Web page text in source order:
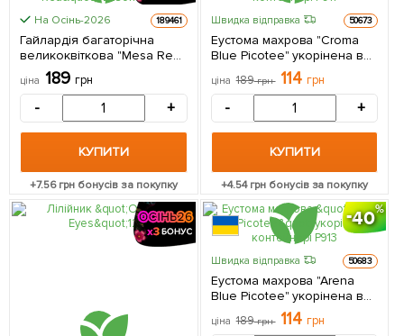
На Осінь-2026 189461
Гайлардія багаторічна
великоквіткова "Mesa Red"
(вазон Р9) 1 саджанець в
упаковці
ціна 189 грн
- +
КУПИТИ
+7.56грн бонусів за покупку
Швидка відправка 50673
Еустома махрова "Croma
Blue Picotee" укорінена в
контейнері Р9 1 саджанець
в упаковці
ціна 189грн 114 грн
- +
КУПИТИ
+4.54грн бонусів за покупку
40
Швидка відправка 50683
Еустома махрова "Arena
Blue Picotee" укорінена в
контейнері Р9 1 саджанець
в упаковці
ціна 189грн 114 грн